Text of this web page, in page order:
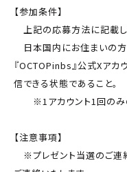
【参加条件】
上記の応募方法に記載し
日本国内にお住まいの方
『OCTOPinbs』公式Xアカ
信できる状態であること。
※1アカウント1回のみの
【注意事項】
※プレゼント当選のご連絡